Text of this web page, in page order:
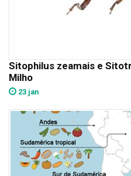
Sitophilus zeamais e
Milho
23 jan